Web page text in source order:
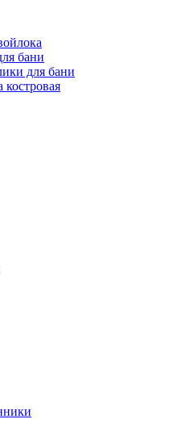
бани
для бани
костровая